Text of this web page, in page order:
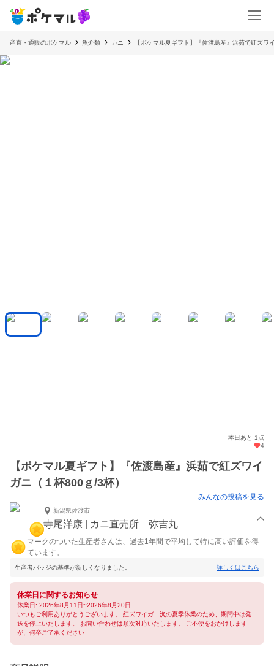
産直・通販のポケマル 魚介類 カニ 【ポケマル夏ギフト】『佐渡島産』浜茹で紅ズワ
本日あと 1点
4
【ポケマル夏ギフト】『佐渡島産』浜茹で紅ズワイ
ガニ（１杯800ｇ/3杯）
みんなの投稿を見る
新潟県佐渡市
寺尾洋康 | カニ直売所 弥吉丸
マークのついた生産者さんは、過去1年間で平均して特に高い評価を得
ています。
生産者バッジの基準が新しくなりました。 詳しくはこちら
休業日に関するお知らせ
休業日: 2026年8月11日~2026年8月20日
いつもご利用ありがとうございます。 紅ズワイガニ漁の夏季休業のため、期間中は発
送を停止いたします。 お問い合わせは順次対応いたします。 ご不便をおかけします
が、何卒ご了承ください